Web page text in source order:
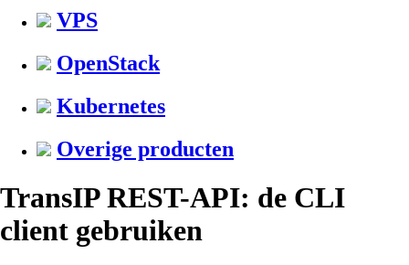
VPS
OpenStack
Kubernetes
Overige producten
TransIP REST-API: de CLI
client gebruiken